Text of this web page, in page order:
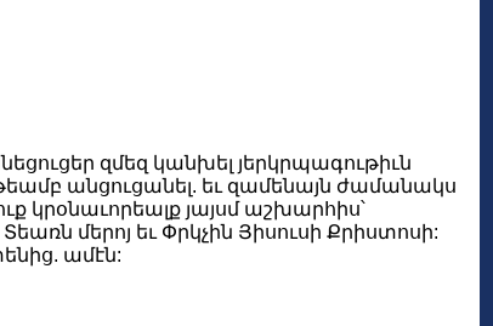
զմեզ կանխել յերկրպագութիւն
անցուցանել. եւ զամենայն ժամանակս
կրօնաւորեալք յայսմ աշխարհիս՝
մերոյ եւ Փրկչին Յիսուսի Քրիստոսի:
ամէն: